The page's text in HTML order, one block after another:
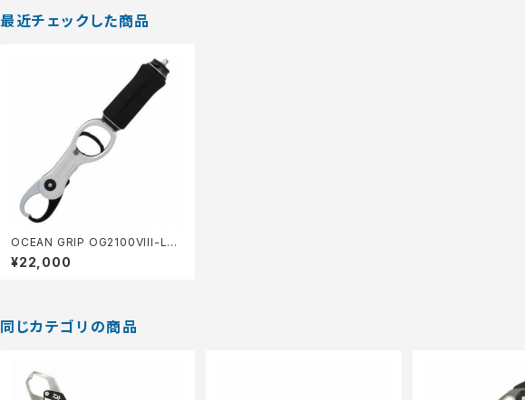
最近チェックした商品
OCEAN GRIP OG2100VIII-LB
(25) ライトフ゛ルー
¥22,000
同じカテゴリの商品